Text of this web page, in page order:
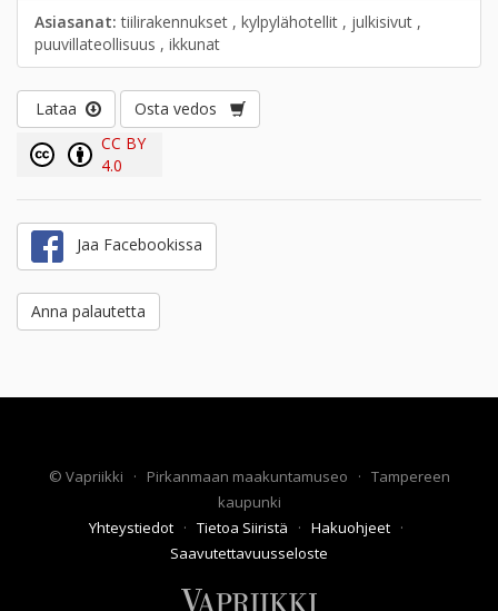
Asiasanat:tiilirakennukset , kylpylähotellit , julkisivut ,
puuvillateollisuus , ikkunat
Lataa
Osta vedos
CC BY
4.0
Jaa Facebookissa
Anna palautetta
© Vapriikki · Pirkanmaan maakuntamuseo · Tampereen
kaupunki
Yhteystiedot · Tietoa Siiristä · Hakuohjeet ·
Saavutettavuusseloste